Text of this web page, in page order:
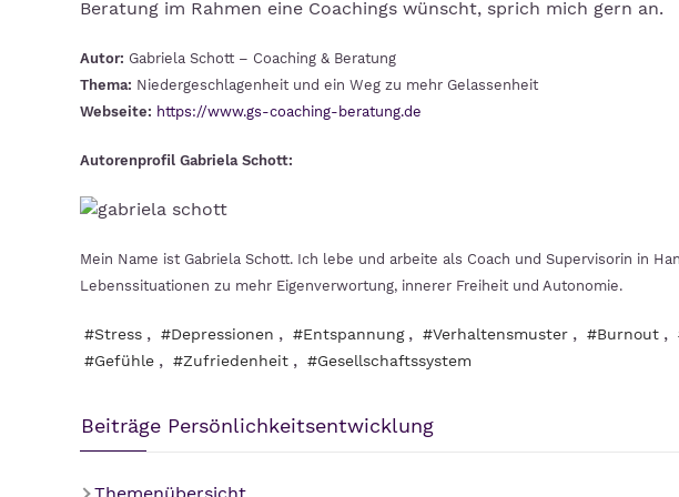
Beratung im Rahmen eine Coachings wünscht, sprich mich gern an.
Autor: Gabriela Schott – Coaching & Beratung
Thema: Niedergeschlagenheit und ein Weg zu mehr Gelassenheit
Webseite: https://www.gs-coaching-beratung.de
Autorenprofil Gabriela Schott:
Mein Name ist Gabriela Schott. Ich lebe und arbeite als Coach und Supervisorin in
Lebenssituationen zu mehr Eigenverwortung, innerer Freiheit und Autonomie.
#Stress , #Depressionen , #Entspannung , #Verhaltensmuster , #Burnout ,
#Gefühle , #Zufriedenheit , #Gesellschaftssystem
Beiträge Persönlichkeitsentwicklung
Themenübersicht